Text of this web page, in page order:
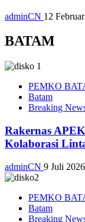
adminCN 12
BATAM
PEMKO
Batam
Breaking
Rakernas
Kolaborasi
adminCN 9 Juli 2026
PEMKO
Batam
Breaking